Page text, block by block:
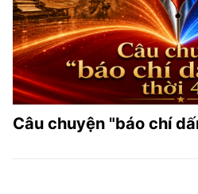
Câu chuyện "báo chí